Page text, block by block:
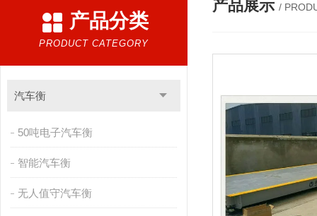
产品分类
PRODUCT CATEGORY
汽车衡
50吨电子汽车衡
智能汽车衡
无人值守汽车衡
产品展示 /